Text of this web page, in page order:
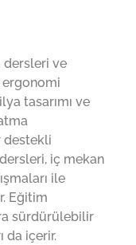
dersleri ve
tasarımı ve
destekli
iç mekan
ile
Eğitim
sürdürülebilir
da içerir.